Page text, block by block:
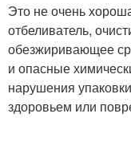
Это не очень
отбеливатель,
обезжиривающее
и опасные
нарушения
здоровьем или